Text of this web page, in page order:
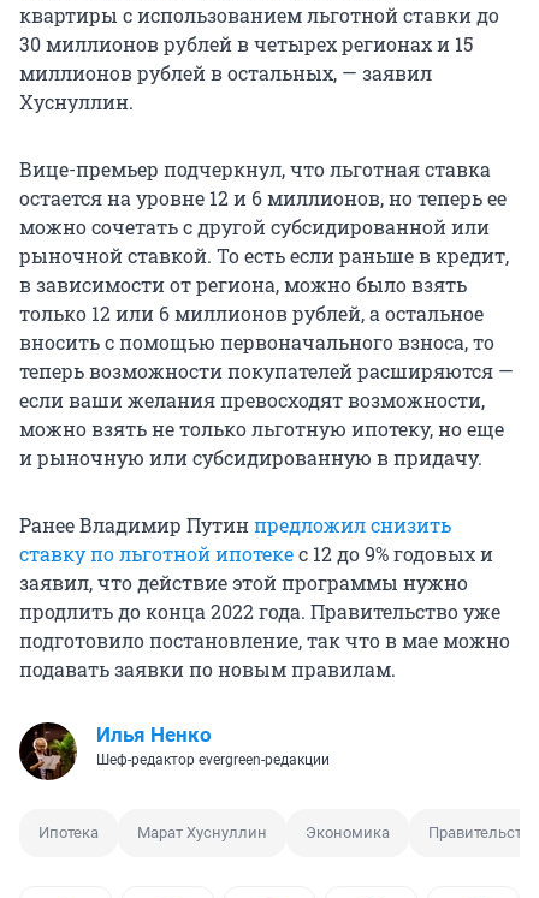
квартиры с использованием льготной ставки до
30 миллионов рублей в четырех регионах и 15
миллионов рублей в остальных, — заявил
Хуснуллин.
Вице-премьер подчеркнул, что льготная ставка
остается на уровне 12 и 6 миллионов, но теперь ее
можно сочетать с другой субсидированной или
рыночной ставкой. То есть если раньше в кредит,
в зависимости от региона, можно было взять
только 12 или 6 миллионов рублей, а остальное
вносить с помощью первоначального взноса, то
теперь возможности покупателей расширяются —
если ваши желания превосходят возможности,
можно взять не только льготную ипотеку, но еще
и рыночную или субсидированную в придачу.
Ранее Владимир Путинпредложил снизить
ставку по льготной ипотекес 12 до 9% годовых и
заявил, что действие этой программы нужно
продлить до конца 2022 года. Правительство уже
подготовило постановление, так что в мае можно
подавать заявки по новым правилам.
Илья Ненко
Шеф-редактор evergreen-редакции
Ипотека Марат Хуснуллин Экономика